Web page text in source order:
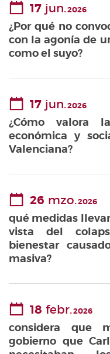
17 jun.2026
¿Por qué no
con la agonía de
como el suyo?
17 jun.2026
¿Cómo valora
económica y
Valenciana?
26 mzo.2026
qué medidas
vista del
bienestar
masiva?
18 febr.2026
considera que
gobierno que